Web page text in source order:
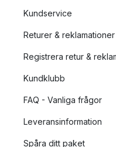
Kundservice
Returer & reklamationer
Registrera retur &
Kundklubb
FAQ - Vanliga frågor
Leveransinformation
Spåra ditt paket